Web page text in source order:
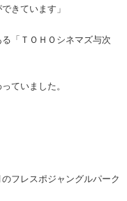
きています」
「ＴＯＨＯシネマズ与次
ていました。
フレスポジャングルパーク